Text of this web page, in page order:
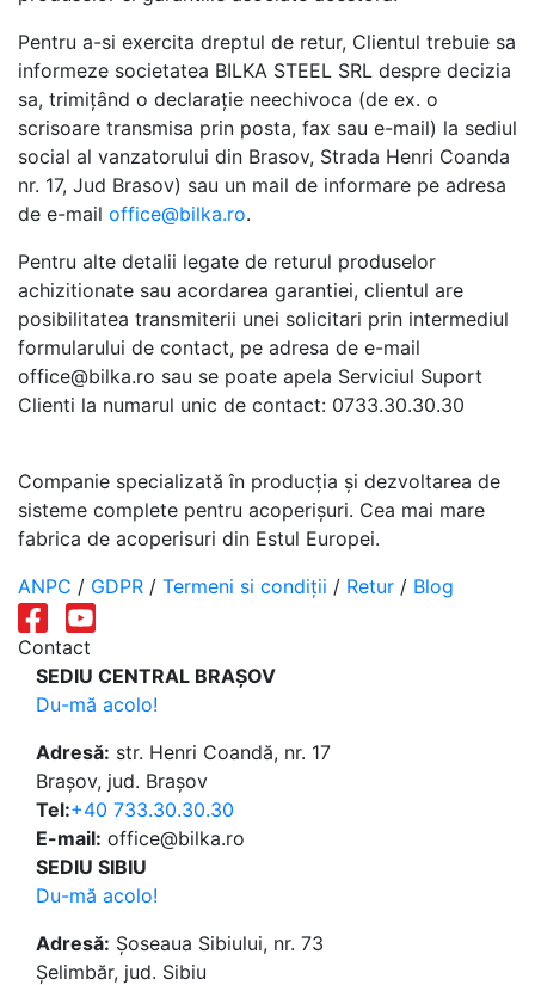
Pentru a-si exercita dreptul de retur, Clientul trebuie sa
informeze societatea BILKA STEEL SRL despre decizia
sa, trimițând o declarație neechivoca (de ex. o
scrisoare transmisa prin posta, fax sau e-mail) la sediul
social al vanzatorului din Brasov, Strada Henri Coanda
nr. 17, Jud Brasov) sau un mail de informare pe adresa
de e-mail office@bilka.ro.
Pentru alte detalii legate de returul produselor
achizitionate sau acordarea garantiei, clientul are
posibilitatea transmiterii unei solicitari prin intermediul
formularului de contact, pe adresa de e-mail
office@bilka.ro sau se poate apela Serviciul Suport
Clienti la numarul unic de contact: 0733.30.30.30
Companie specializată în producția și dezvoltarea de
sisteme complete pentru acoperișuri. Cea mai mare
fabrica de acoperisuri din Estul Europei.
ANPC / GDPR / Termeni si condiții / Retur / Blog
Contact
SEDIU CENTRAL BRAȘOV
Du-mă acolo!
Adresă: str. Henri Coandă, nr. 17
Brașov, jud. Brașov
Tel:+40 733.30.30.30
E-mail: office@bilka.ro
SEDIU SIBIU
Du-mă acolo!
Adresă: Șoseaua Sibiului, nr. 73
Șelimbăr, jud. Sibiu